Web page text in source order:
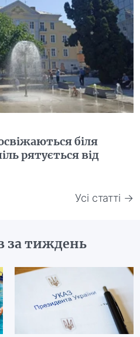
біля
рятується від
Усі статті →
за тиждень